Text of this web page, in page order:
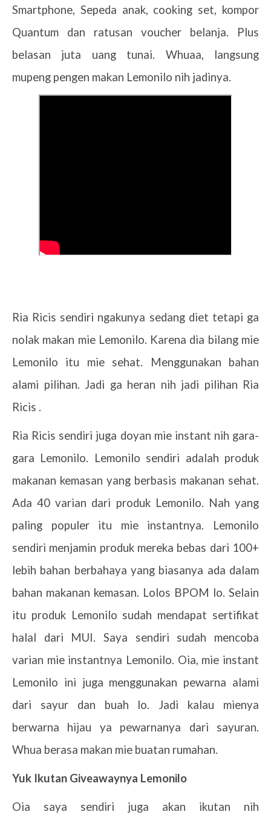
Smartphone, Sepeda anak, cooking set, kompor
Quantum dan ratusan voucher belanja. Plus
belasan juta uang tunai. Whuaa, langsung
mupeng pengen makan Lemonilo nih jadinya.
Ria Ricis sendiri ngakunya sedang diet tetapi ga
nolak makan mie Lemonilo. Karena dia bilang mie
Lemonilo itu mie sehat. Menggunakan bahan
alami pilihan. Jadi ga heran nih jadi pilihan Ria
Ricis .
Ria Ricis sendiri juga doyan mie instant nih gara-
gara Lemonilo. Lemonilo sendiri adalah produk
makanan kemasan yang berbasis makanan sehat.
Ada 40 varian dari produk Lemonilo. Nah yang
paling populer itu mie instantnya. Lemonilo
sendiri menjamin produk mereka bebas dari 100+
lebih bahan berbahaya yang biasanya ada dalam
bahan makanan kemasan. Lolos BPOM lo. Selain
itu produk Lemonilo sudah mendapat sertifikat
halal dari MUI. Saya sendiri sudah mencoba
varian mie instantnya Lemonilo. Oia, mie instant
Lemonilo ini juga menggunakan pewarna alami
dari sayur dan buah lo. Jadi kalau mienya
berwarna hijau ya pewarnanya dari sayuran.
Whua berasa makan mie buatan rumahan.
Yuk Ikutan Giveawaynya Lemonilo
Oia saya sendiri juga akan ikutan nih